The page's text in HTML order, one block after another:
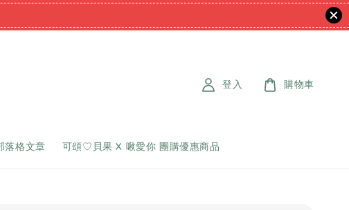
落格文章 可頌♡貝果 X 啾愛你 團購優惠商品
登入 購物車